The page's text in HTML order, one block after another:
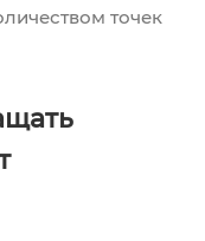
точек